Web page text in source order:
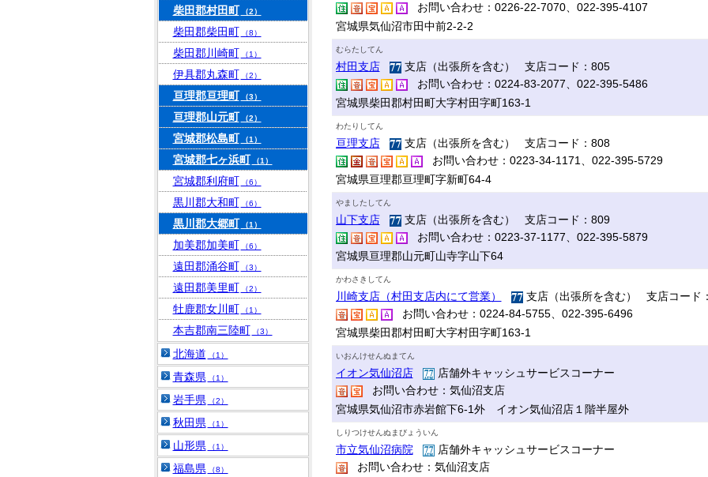
お問い合わせ：0226-22-7070、022-395-4107
宮城県気仙沼市田中前2-2-2
むらたしてん
村田支店
支店（出張所を含む） 支店コード：805
お問い合わせ：0224-83-2077、022-395-5486
宮城県柴田郡村田町大字村田字町163-1
わたりしてん
亘理支店
支店（出張所を含む） 支店コード：808
お問い合わせ：0223-34-1171、022-395-5729
宮城県亘理郡亘理町字新町64-4
やましたしてん
山下支店
支店（出張所を含む） 支店コード：809
お問い合わせ：0223-37-1177、022-395-5879
宮城県亘理郡山元町山寺字山下64
かわさきしてん
川崎支店（村田支店内にて営業）
支店（出張所を含む） 支店コード
お問い合わせ：0224-84-5755、022-395-6496
宮城県柴田郡村田町大字村田字町163-1
いおんけせんぬまてん
イオン気仙沼店
店舗外キャッシュサービスコーナー
お問い合わせ：気仙沼支店
宮城県気仙沼市赤岩館下6-1外 イオン気仙沼店１階半屋外
しりつけせんぬまびょういん
市立気仙沼病院
店舗外キャッシュサービスコーナー
お問い合わせ：気仙沼支店
柴田郡村田町 （2）
柴田郡柴田町 （8）
柴田郡川崎町 （1）
伊具郡丸森町 （2）
亘理郡亘理町 （3）
亘理郡山元町 （2）
宮城郡松島町 （1）
宮城郡七ヶ浜町 （1）
宮城郡利府町 （6）
黒川郡大和町 （6）
黒川郡大郷町 （1）
加美郡加美町 （6）
遠田郡涌谷町 （3）
遠田郡美里町 （2）
牡鹿郡女川町 （1）
本吉郡南三陸町 （3）
北海道 （1）
青森県 （1）
岩手県 （2）
秋田県 （1）
山形県 （1）
福島県 （8）